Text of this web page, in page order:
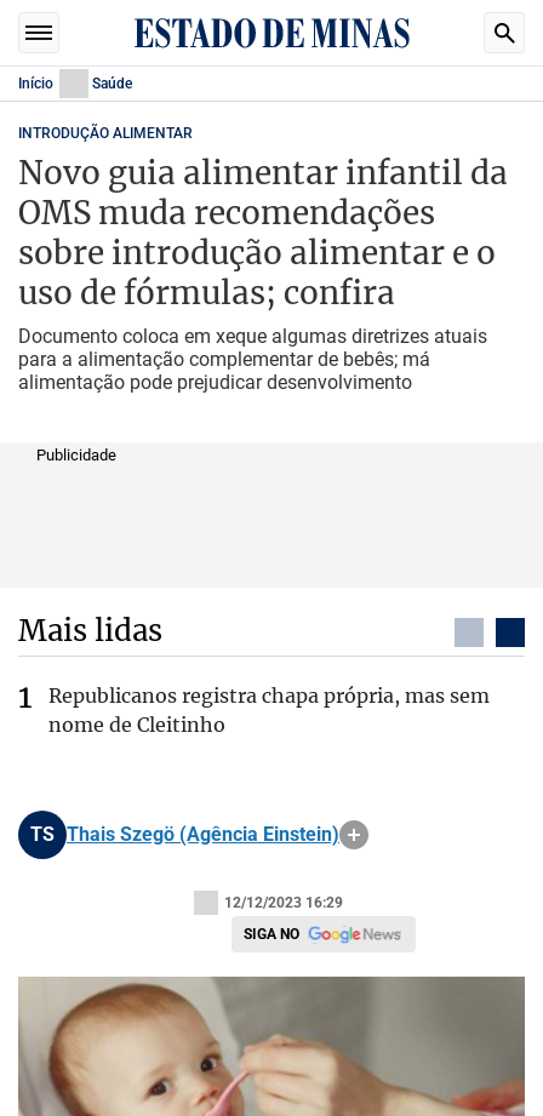
Início Saúde
INTRODUÇÃO ALIMENTAR
Novo guia alimentar infantil da
OMS muda recomendações
sobre introdução alimentar e o
uso de fórmulas; confira
Documento coloca em xeque algumas diretrizes atuais
para a alimentação complementar de bebês; má
alimentação pode prejudicar desenvolvimento
Publicidade
Mais lidas
Republicanos registra chapa própria, mas sem
nome de Cleitinho
TS Thais Szegö (Agência Einstein)
12/12/2023 16:29
SIGA NO